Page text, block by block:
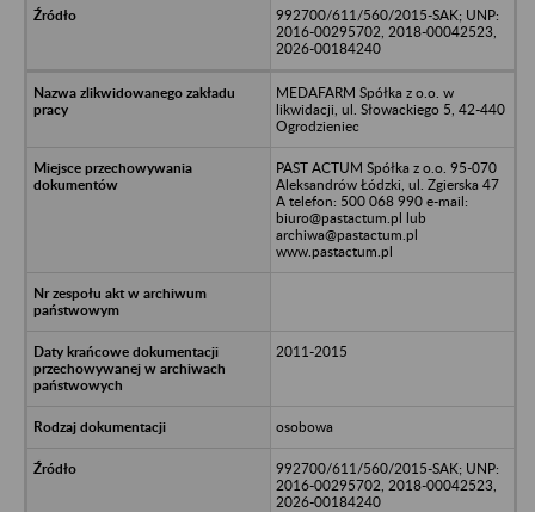
992700/611/560/2015-SAK; UNP:
2016-00295702, 2018-00042523,
2026-00184240
MEDAFARM Spółka z o.o. w
likwidacji, ul. Słowackiego 5, 42-440
Ogrodzieniec
PAST ACTUM Spółka z o.o. 95-070
Aleksandrów Łódzki, ul. Zgierska 47
A telefon: 500 068 990 e-mail:
biuro@pastactum.pl lub
archiwa@pastactum.pl
www.pastactum.pl
2011-2015
osobowa
992700/611/560/2015-SAK; UNP:
2016-00295702, 2018-00042523,
2026-00184240